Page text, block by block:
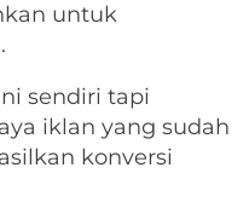
untuk
sendiri tapi
iklan yang sudah
konversi